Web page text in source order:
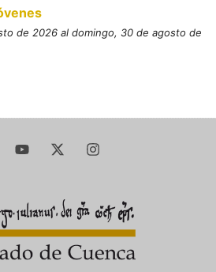
de 2026 al domingo, 30 de agosto de